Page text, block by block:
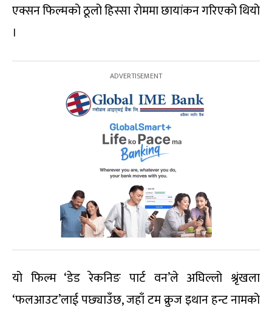
एक्सन फिल्मको ठूलो हिस्सा रोममा छायांकन गरिएको थियो
।
यो फिल्म ‘डेड रेकनिङ पार्ट वन’ले अघिल्लो श्रृंखला
‘फलआउट’लाई पछ्याउँछ, जहाँ टम क्रुज इथान हन्ट नामको